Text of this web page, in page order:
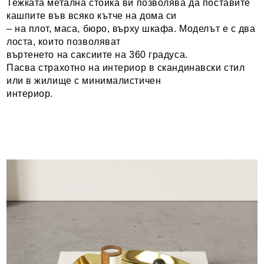
Тежката метална стойка ви позволява да поставите
кашпите във всяко кътче на дома си
– на плот, маса, бюро, върху шкафа. Моделът е с два
лоста, които позволяват
въртенето на саксиите на 360 градуса.
Пасва страхотно на интериор в скандинавски стил
или в жилище с минималистичен
интериор.